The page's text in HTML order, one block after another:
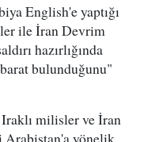
English'e yaptığı
ile İran Devrim
hazırlığında
bulunduğunu"
milisler ve İran
Arabistan'a yönelik